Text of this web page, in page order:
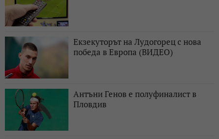
Екзекуторът на Лудогорец с нова
победа в Европа (ВИДЕО)
Антъни Генов е полуфиналист в
Пловдив